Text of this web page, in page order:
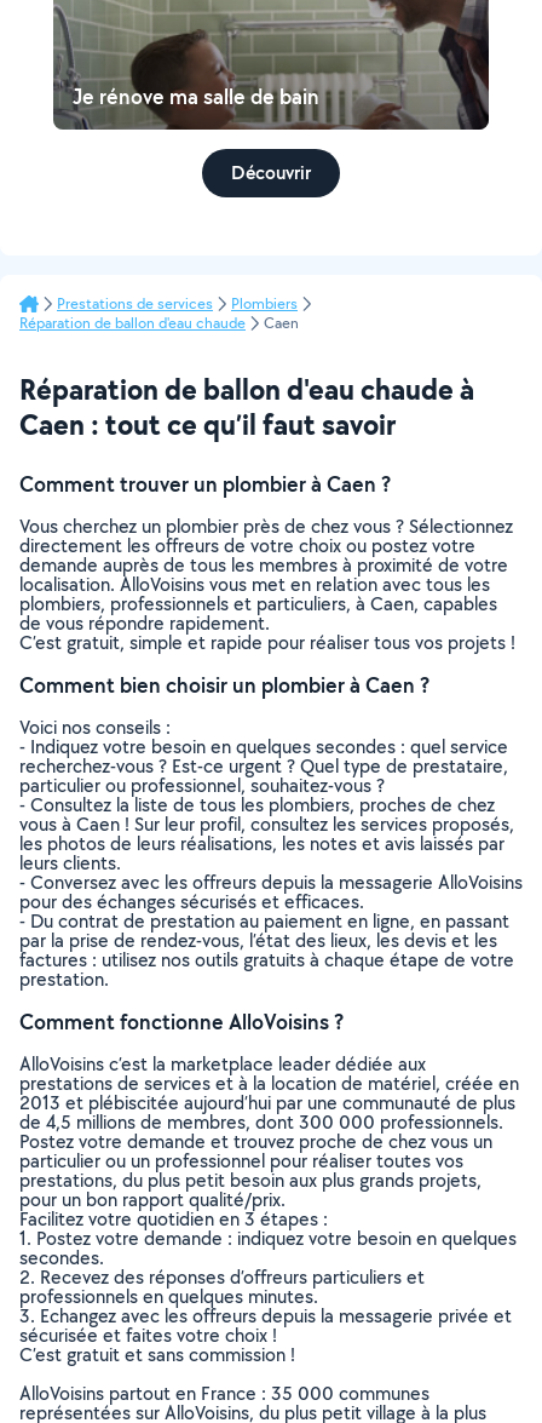
Je rénove ma salle de bain
Découvrir
Prestations de services
Plombiers
Réparation de ballon d'eau chaude
Caen
Réparation de ballon d'eau chaude à
Caen : tout ce qu’il faut savoir
Comment trouver un plombier à Caen ?
Vous cherchez un plombier près de chez vous ? Sélectionnez
directement les offreurs de votre choix ou postez votre
demande auprès de tous les membres à proximité de votre
localisation. AlloVoisins vous met en relation avec tous les
plombiers, professionnels et particuliers, à Caen, capables
de vous répondre rapidement.
C’est gratuit, simple et rapide pour réaliser tous vos projets !
Comment bien choisir un plombier à Caen ?
Voici nos conseils :
- Indiquez votre besoin en quelques secondes : quel service
recherchez-vous ? Est-ce urgent ? Quel type de prestataire,
particulier ou professionnel, souhaitez-vous ?
- Consultez la liste de tous les plombiers, proches de chez
vous à Caen ! Sur leur profil, consultez les services proposés,
les photos de leurs réalisations, les notes et avis laissés par
leurs clients.
- Conversez avec les offreurs depuis la messagerie AlloVoisins
pour des échanges sécurisés et efficaces.
- Du contrat de prestation au paiement en ligne, en passant
par la prise de rendez-vous, l’état des lieux, les devis et les
factures : utilisez nos outils gratuits à chaque étape de votre
prestation.
Comment fonctionne AlloVoisins ?
AlloVoisins c’est la marketplace leader dédiée aux
prestations de services et à la location de matériel, créée en
2013 et plébiscitée aujourd’hui par une communauté de plus
de 4,5 millions de membres, dont 300 000 professionnels.
Postez votre demande et trouvez proche de chez vous un
particulier ou un professionnel pour réaliser toutes vos
prestations, du plus petit besoin aux plus grands projets,
pour un bon rapport qualité/prix.
Facilitez votre quotidien en 3 étapes :
1. Postez votre demande : indiquez votre besoin en quelques
secondes.
2. Recevez des réponses d’offreurs particuliers et
professionnels en quelques minutes.
3. Echangez avec les offreurs depuis la messagerie privée et
sécurisée et faites votre choix !
C’est gratuit et sans commission !
AlloVoisins partout en France : 35 000 communes
représentées sur AlloVoisins, du plus petit village à la plus